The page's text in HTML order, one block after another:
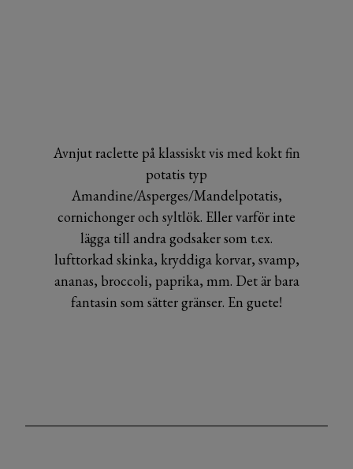
Avnjut raclette på klassiskt vis med kokt fin
potatis typ
Amandine/Asperges/Mandelpotatis,
cornichonger och syltlök. Eller varför inte
lägga till andra godsaker som t.ex.
lufttorkad skinka, kryddiga korvar, svamp,
ananas, broccoli, paprika, mm. Det är bara
fantasin som sätter gränser. En guete!